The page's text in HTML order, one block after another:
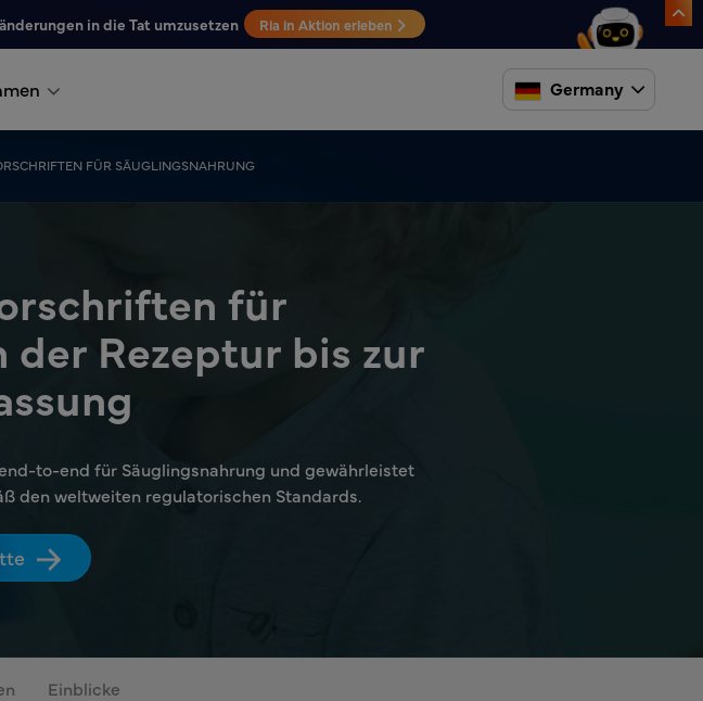
in die Tat umzusetzen Ria in Aktion erleben
Germany
FÜR SÄUGLINGSNAHRUNG
für
Rezeptur bis zur
to-end für Säuglingsnahrung und gewährleistet
den weltweiten regulatorischen Standards.
Einblicke